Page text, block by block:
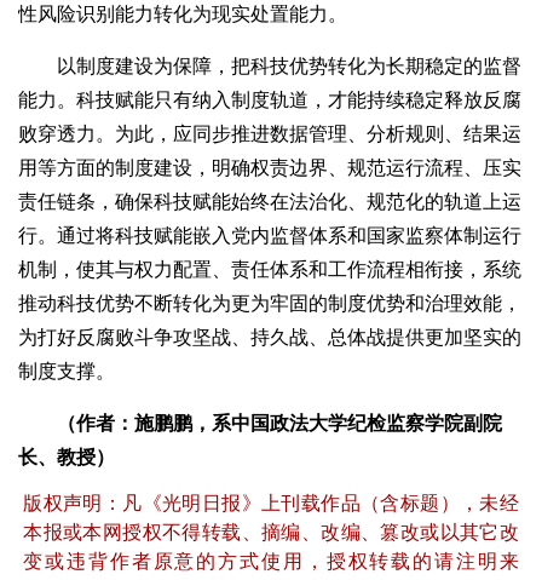
性风险识别能力转化为现实处置能力。
以制度建设为保障，把科技优势转化为长期稳定的监督
能力。科技赋能只有纳入制度轨道，才能持续稳定释放反腐
败穿透力。为此，应同步推进数据管理、分析规则、结果运
用等方面的制度建设，明确权责边界、规范运行流程、压实
责任链条，确保科技赋能始终在法治化、规范化的轨道上运
行。通过将科技赋能嵌入党内监督体系和国家监察体制运行
机制，使其与权力配置、责任体系和工作流程相衔接，系统
推动科技优势不断转化为更为牢固的制度优势和治理效能，
为打好反腐败斗争攻坚战、持久战、总体战提供更加坚实的
制度支撑。
（作者：施鹏鹏，系中国政法大学纪检监察学院副院
长、教授）
版权声明：凡《光明日报》上刊载作品（含标题），未经
本报或本网授权不得转载、摘编、改编、篡改或以其它改
变或违背作者原意的方式使用，授权转载的请注明来